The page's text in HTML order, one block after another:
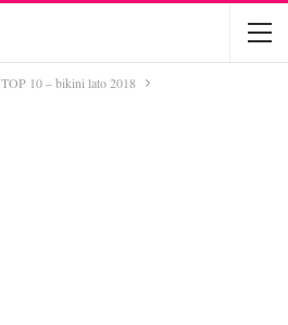
TOP 10 – bikini lato 2018